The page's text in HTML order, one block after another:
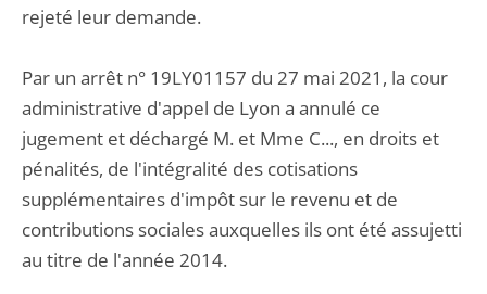
rejeté leur demande.
Par un arrêt n° 19LY01157 du 27 mai 2021, la cour
administrative d'appel de Lyon a annulé ce
jugement et déchargé M. et Mme C..., en droits et
pénalités, de l'intégralité des cotisations
supplémentaires d'impôt sur le revenu et de
contributions sociales auxquelles ils ont été assujetti
au titre de l'année 2014.